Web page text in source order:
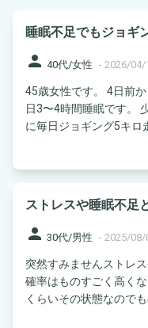
睡眠不足でもジョギ
person 40代/女性 - 2026/04/
45歳女性です。 4日前
日3〜4時間睡眠です。
に毎日ジョギング5キロ走
ストレスや睡眠不足
person 30代/男性 - 2025/08/
突然すみませんストレ
確率はものすごく高く
くらいその状態なのでも